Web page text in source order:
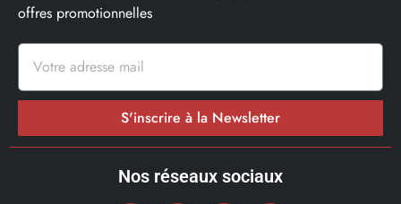
offres promotionnelles
S'inscrire à la Newsletter
Nos réseaux sociaux